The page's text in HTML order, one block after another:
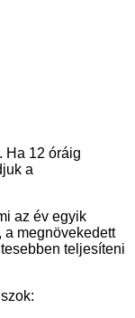
Ha 12 óráig
a
az év egyik
a megnövekedett
teljesíteni